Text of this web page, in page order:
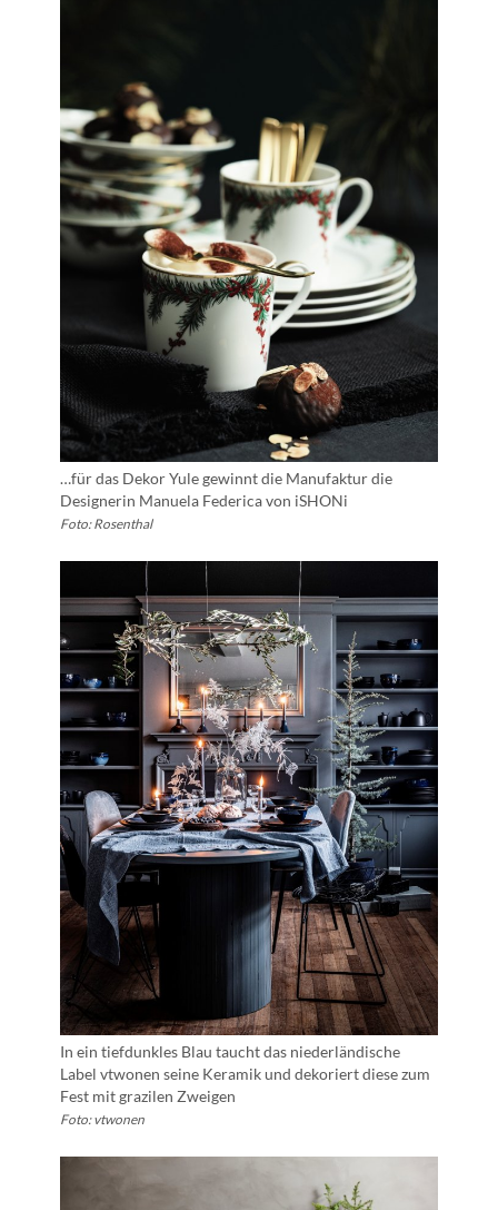
…für das Dekor Yule gewinnt die Manufaktur die
Designerin Manuela Federica von iSHONi
Foto: Rosenthal
In ein tiefdunkles Blau taucht das niederländische
Label vtwonen seine Keramik und dekoriert diese zum
Fest mit grazilen Zweigen
Foto: vtwonen